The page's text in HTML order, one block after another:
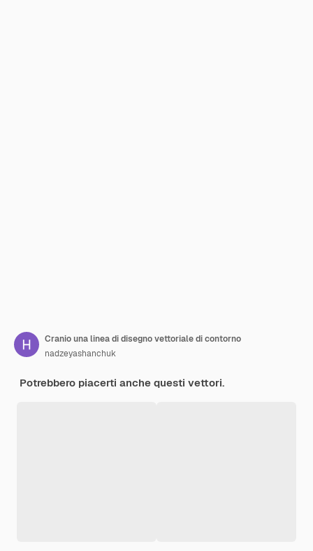
Cranio una linea di disegno vettoriale di contorno
nadzeyashanchuk
Potrebbero piacerti anche questi vettori.